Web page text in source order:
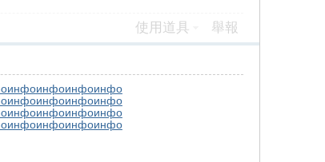
使用道具 舉報
инфоинфоинфоинфо
инфоинфоинфоинфо
инфоинфоинфоинфо
инфоинфоинфоинфо